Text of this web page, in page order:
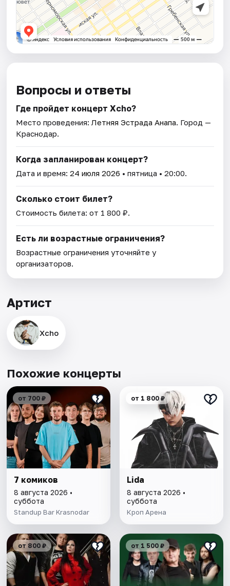
Вопросы и ответы
Где пройдет концерт Xcho?
Место проведения:Летняя Эстрада Анапа. Город —
Краснодар.
Когда запланирован концерт?
Дата и время:24 июля 2026 • пятница • 20:00.
Сколько стоит билет?
Стоимость билета: от 1 800 ₽.
Есть ли возрастные ограничения?
Возрастные ограничения уточняйте у
организаторов.
Артист
Xcho
Похожие концерты
от 700 ₽
7 комиков
8 августа 2026 •
суббота
Standup Bar Krasnodar
от 1 800 ₽
Lida
8 августа 2026 •
суббота
Кроп Арена
от 800 ₽ от 1 500 ₽